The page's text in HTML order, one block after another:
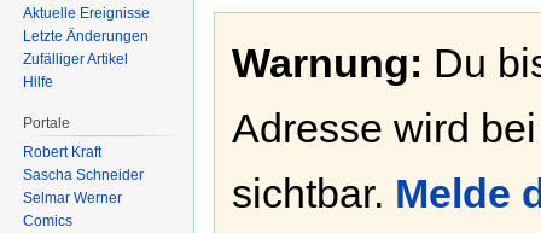
Navigation
springen
Suche
springen
Warnung: Du
Adresse wird
sichtbar. Melde
Aktuelle Ereignisse
Letzte Änderungen
Zufälliger Artikel
Hilfe
Portale
Robert Kraft
Sascha Schneider
Selmar Werner
Comics